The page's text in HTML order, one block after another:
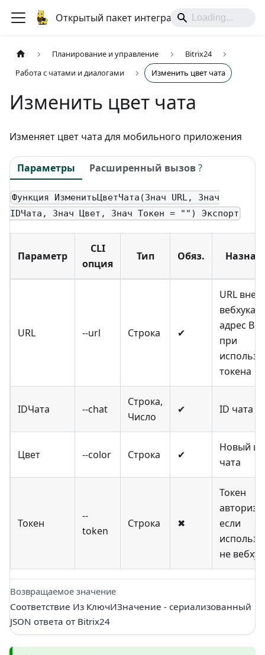
Открытый пакет интеграций
Планирование и управление
Bitrix24
Работа с чатами и диалогами
Изменить цвет чата
Изменить цвет чата
Изменяет цвет чата для мобильного приложения
Параметры Расширенный вызов?
Функция ИзменитьЦветЧата(Знач URL, Знач
IDЧата, Знач Цвет, Знач Токен = "") Экспорт
Параметр
CLI
опция
Тип Обяз.
URL --url Строка ✔
URL
вебхука
адрес
при
токена
IDЧата --chat
Строка,
Число
✔ ID чата
Цвет --color Строка ✔
Новый
чата
Токен
--
token
Строка ✖
Токен
если
не вебхук
Возвращаемое значение
Соответствие Из КлючИЗначение - сериализованный
JSON ответа от Bitrix24